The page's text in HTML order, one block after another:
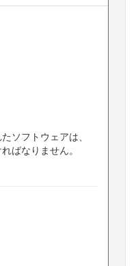
ソフトウェアは、
ばなりません。